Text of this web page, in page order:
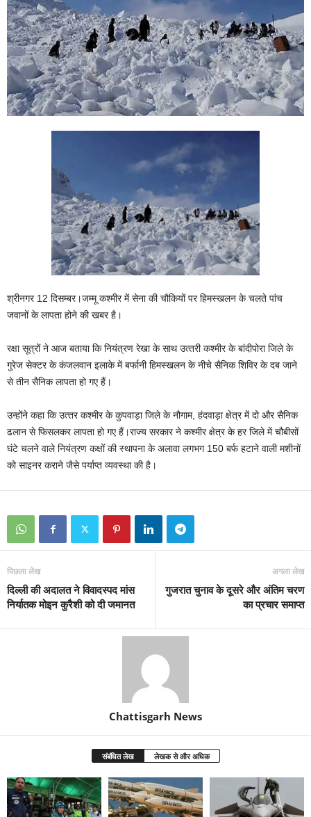
श्रीनगर 12 दिसम्बर।जम्‍मू कश्‍मीर में सेना की चौकियों पर हिमस्‍खलन के चलते पांच
जवानों के लापता होने की खबर है।
रक्षा सूत्रों ने आज बताया कि नियंत्रण रेखा के साथ उत्‍तरी कश्‍मीर के बांदीपोरा जिले के
गुरेज सेक्‍टर के कंजलवान इलाके में बर्फानी हिमस्‍खलन के नीचे सैनिक शिविर के दब जाने
से तीन सैनिक लापता हो गए हैं।
उन्‍होंने कहा कि उत्‍तर कश्‍मीर के कुपवाड़ा जिले के नौगाम, हंदवाड़ा क्षेत्र में दो और सैनिक
ढलान से फिसलकर लापता हो गए हैं।राज्‍य सरकार ने कश्‍मीर क्षेत्र के हर जिले में चौबीसों
घंटे चलने वाले नियंत्रण कक्षों की स्‍थापना के अलावा लगभग 150 बर्फ हटाने वाली मशीनों
को साइनर कराने जैसे पर्याप्‍त व्‍यवस्‍था की है।
पिछला लेख
दिल्ली की अदालत ने विवादस्पद मांस
निर्यातक मोइन कुरैशी को दी जमानत
अगला लेख
गुजरात चुनाव के दूसरे और अंतिम चरण
का प्रचार समाप्त
Chattisgarh News
संबंधित लेख लेखक से और अधिक